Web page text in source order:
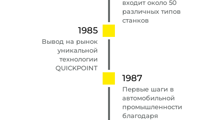
входит около 50
различных типов
станков
1985
Вывод на рынок
уникальной
технологии
QUICKPOINT
1987
Первые шаги в
автомобильной
промышленности
благодаря